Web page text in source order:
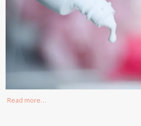
Read more…